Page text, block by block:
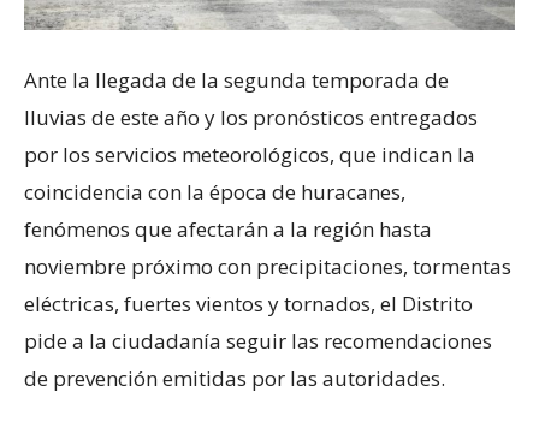
Ante la llegada de la segunda temporada de
lluvias de este año y los pronósticos entregados
por los servicios meteorológicos, que indican la
coincidencia con la época de huracanes,
fenómenos que afectarán a la región hasta
noviembre próximo con precipitaciones, tormentas
eléctricas, fuertes vientos y tornados, el Distrito
pide a la ciudadanía seguir las recomendaciones
de prevención emitidas por las autoridades.